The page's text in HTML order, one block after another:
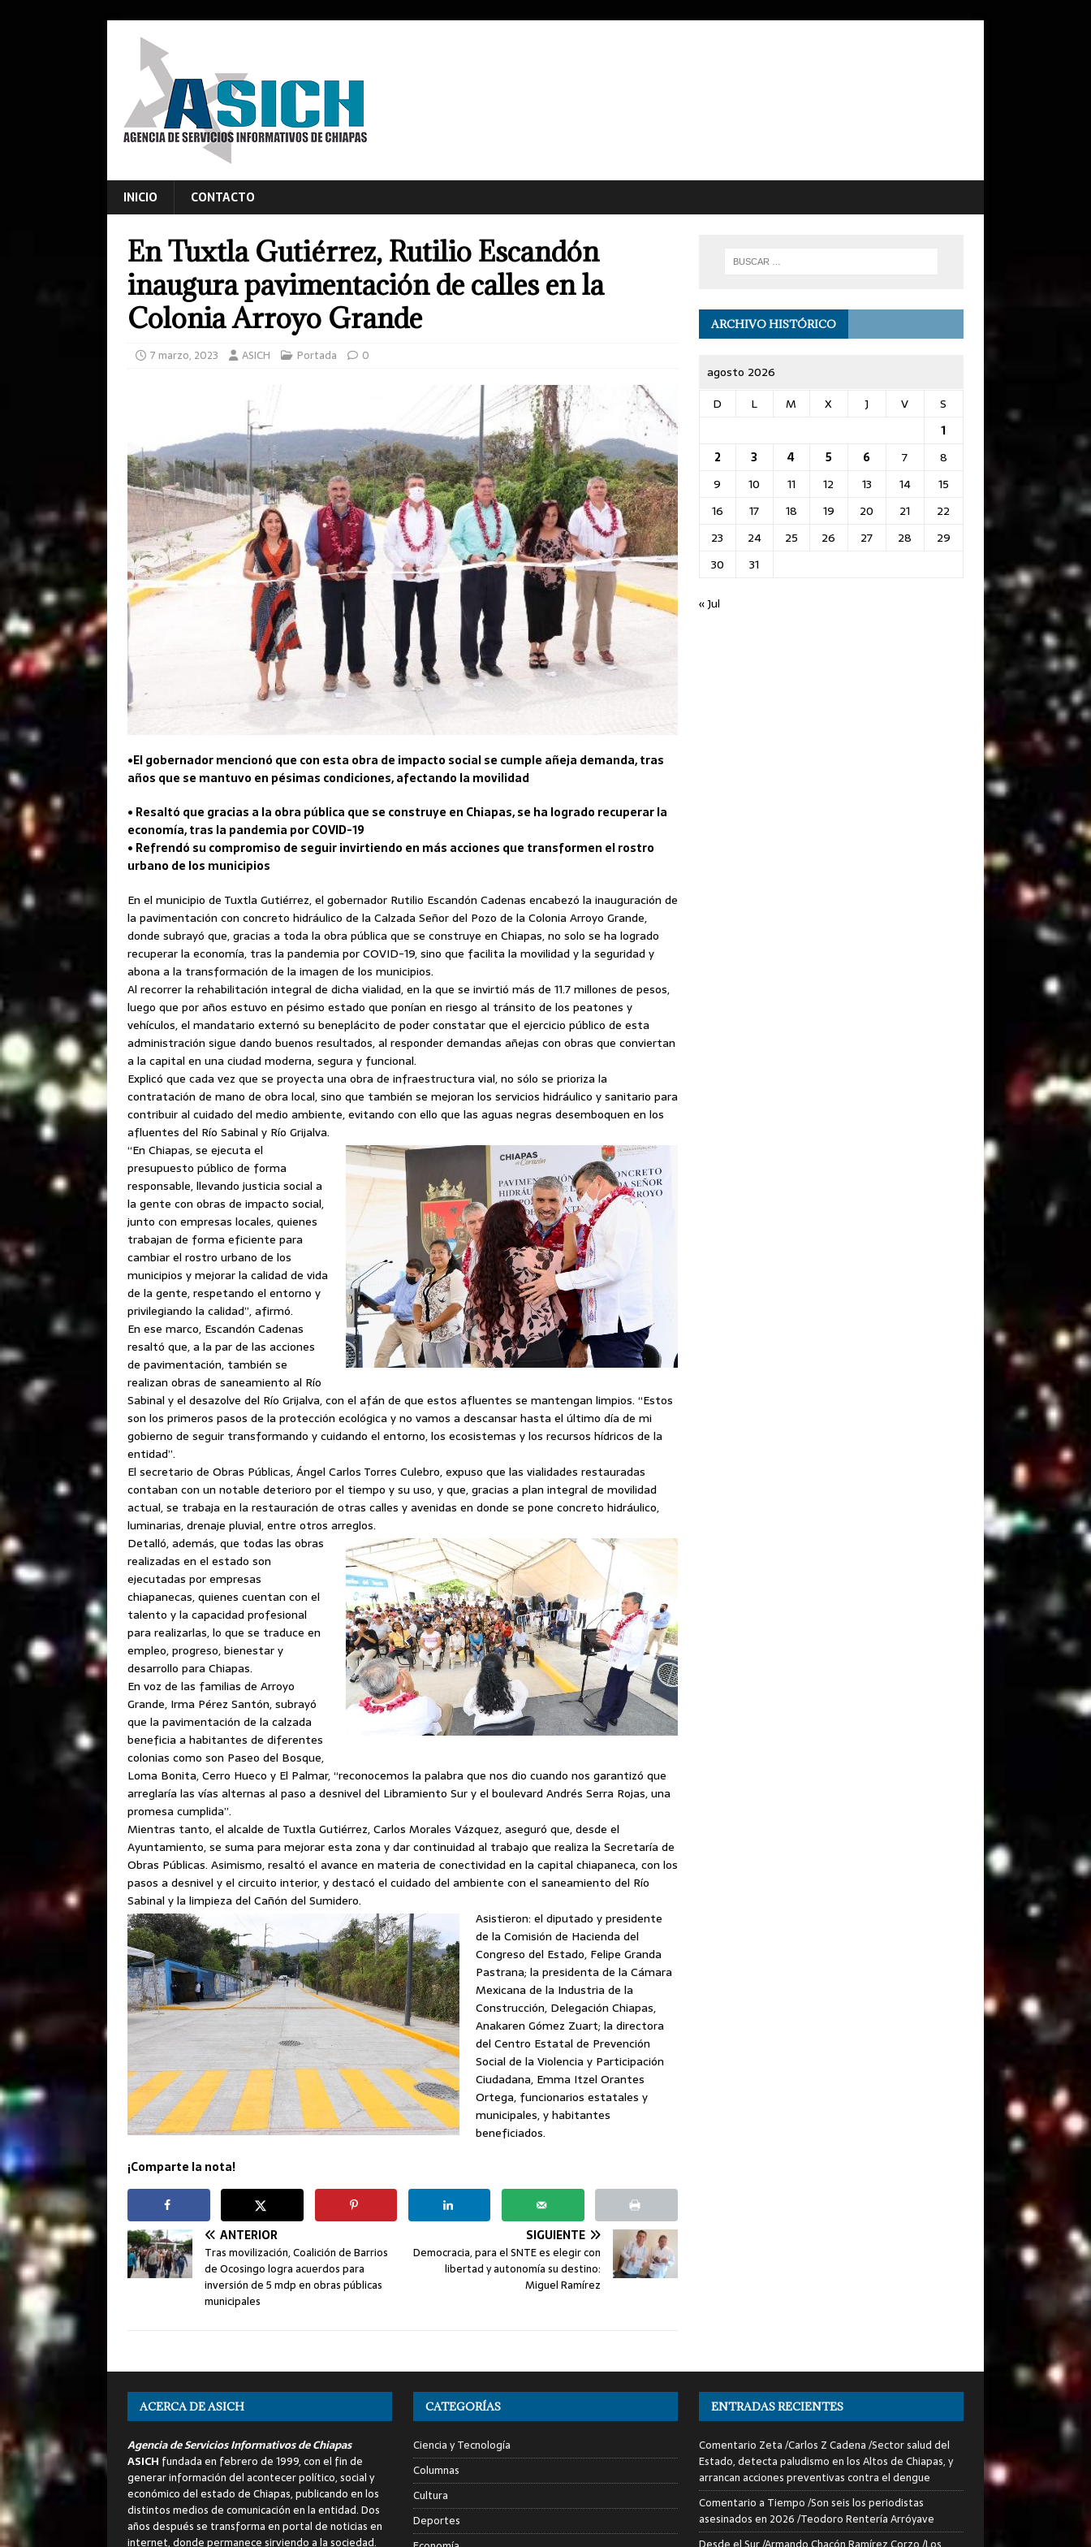
INICIO CONTACTO
En Tuxtla Gutiérrez, Rutilio Escandón
inaugura pavimentación de calles en la
Colonia Arroyo Grande
7 marzo, 2023 ASICH Portada 0
•El gobernador mencionó que con esta obra de impacto social se cumple añeja demanda, tras
años que se mantuvo en pésimas condiciones, afectando la movilidad
• Resaltó que gracias a la obra pública que se construye en Chiapas, se ha logrado recuperar la
economía, tras la pandemia por COVID-19
• Refrendó su compromiso de seguir invirtiendo en más acciones que transformen el rostro
urbano de los municipios
En el municipio de Tuxtla Gutiérrez, el gobernador Rutilio Escandón Cadenas encabezó la inauguración de
la pavimentación con concreto hidráulico de la Calzada Señor del Pozo de la Colonia Arroyo Grande,
donde subrayó que, gracias a toda la obra pública que se construye en Chiapas, no solo se ha logrado
recuperar la economía, tras la pandemia por COVID-19, sino que facilita la movilidad y la seguridad y
abona a la transformación de la imagen de los municipios.
Al recorrer la rehabilitación integral de dicha vialidad, en la que se invirtió más de 11.7 millones de pesos,
luego que por años estuvo en pésimo estado que ponían en riesgo al tránsito de los peatones y
vehículos, el mandatario externó su beneplácito de poder constatar que el ejercicio público de esta
administración sigue dando buenos resultados, al responder demandas añejas con obras que conviertan
a la capital en una ciudad moderna, segura y funcional.
Explicó que cada vez que se proyecta una obra de infraestructura vial, no sólo se prioriza la
contratación de mano de obra local, sino que también se mejoran los servicios hidráulico y sanitario para
contribuir al cuidado del medio ambiente, evitando con ello que las aguas negras desemboquen en los
afluentes del Río Sabinal y Río Grijalva.
“En Chiapas, se ejecuta el
presupuesto público de forma
responsable, llevando justicia social a
la gente con obras de impacto social,
junto con empresas locales, quienes
trabajan de forma eficiente para
cambiar el rostro urbano de los
municipios y mejorar la calidad de vida
de la gente, respetando el entorno y
privilegiando la calidad”, afirmó.
En ese marco, Escandón Cadenas
resaltó que, a la par de las acciones
de pavimentación, también se
realizan obras de saneamiento al Río
Sabinal y el desazolve del Río Grijalva, con el afán de que estos afluentes se mantengan limpios. “Estos
son los primeros pasos de la protección ecológica y no vamos a descansar hasta el último día de mi
gobierno de seguir transformando y cuidando el entorno, los ecosistemas y los recursos hídricos de la
entidad”.
El secretario de Obras Públicas, Ángel Carlos Torres Culebro, expuso que las vialidades restauradas
contaban con un notable deterioro por el tiempo y su uso, y que, gracias a plan integral de movilidad
actual, se trabaja en la restauración de otras calles y avenidas en donde se pone concreto hidráulico,
luminarias, drenaje pluvial, entre otros arreglos.
Detalló, además, que todas las obras
realizadas en el estado son
ejecutadas por empresas
chiapanecas, quienes cuentan con el
talento y la capacidad profesional
para realizarlas, lo que se traduce en
empleo, progreso, bienestar y
desarrollo para Chiapas.
En voz de las familias de Arroyo
Grande, Irma Pérez Santón, subrayó
que la pavimentación de la calzada
beneficia a habitantes de diferentes
colonias como son Paseo del Bosque,
Loma Bonita, Cerro Hueco y El Palmar, “reconocemos la palabra que nos dio cuando nos garantizó que
arreglaría las vías alternas al paso a desnivel del Libramiento Sur y el boulevard Andrés Serra Rojas, una
promesa cumplida”.
Mientras tanto, el alcalde de Tuxtla Gutiérrez, Carlos Morales Vázquez, aseguró que, desde el
Ayuntamiento, se suma para mejorar esta zona y dar continuidad al trabajo que realiza la Secretaría de
Obras Públicas. Asimismo, resaltó el avance en materia de conectividad en la capital chiapaneca, con los
pasos a desnivel y el circuito interior, y destacó el cuidado del ambiente con el saneamiento del Río
Sabinal y la limpieza del Cañón del Sumidero.
Asistieron: el diputado y presidente
de la Comisión de Hacienda del
Congreso del Estado, Felipe Granda
Pastrana; la presidenta de la Cámara
Mexicana de la Industria de la
Construcción, Delegación Chiapas,
Anakaren Gómez Zuart; la directora
del Centro Estatal de Prevención
Social de la Violencia y Participación
Ciudadana, Emma Itzel Orantes
Ortega, funcionarios estatales y
municipales, y habitantes
beneficiados.
¡Comparte la nota!
ANTERIOR
Tras movilización, Coalición de Barrios
de Ocosingo logra acuerdos para
inversión de 5 mdp en obras públicas
municipales
SIGUIENTE
Democracia, para el SNTE es elegir con
libertad y autonomía su destino:
Miguel Ramírez
ARCHIVO HISTÓRICO
agosto 2026
D
L M X J V
S
1
2
3 4 5 6 7
8
9
10 11 12 13 14
15
16
17 18 19 20 21
22
23
24 25 26 27 28
29
30
31
« Jul
ACERCA DE ASICH
Agencia de Servicios Informativos de Chiapas
ASICH fundada en febrero de 1999, con el fin de
generar información del acontecer político, social y
económico del estado de Chiapas, publicando en los
distintos medios de comunicación en la entidad. Dos
años después se transforma en portal de noticias en
internet, donde permanece sirviendo a la sociedad.
CATEGORÍAS
Ciencia y Tecnología
Columnas
Cultura
Deportes
ENTRADAS RECIENTES
Comentario Zeta /Carlos Z Cadena /Sector salud del
Estado, detecta paludismo en los Altos de Chiapas, y
arrancan acciones preventivas contra el dengue
Comentario a Tiempo /Son seis los periodistas
asesinados en 2026 /Teodoro Rentería Arróyave